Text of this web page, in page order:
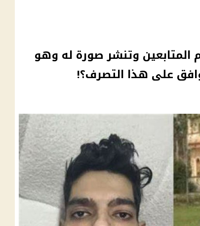
المتابعين وتنشر صورة له وهو
على هذا التصرف؟!